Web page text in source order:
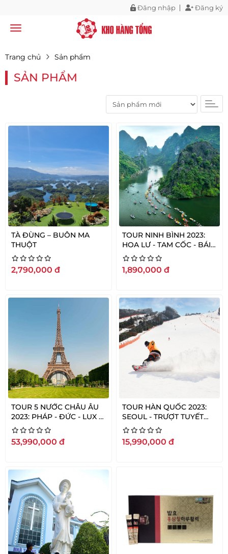
Đăng nhập Đăng ký
Trang chủ Sản phẩm
SẢN PHẨM
TÀ ĐÙNG – BUÔN MA
THUỘT
2,790,000 đ
TOUR NINH BÌNH 2023:
HOA LƯ - TAM CỐC - BÁI
ĐÍNH - TRẢNG BÀNG
1,890,000 đ
TOUR 5 NƯỚC CHÂU ÂU
2023: PHÁP - ĐỨC - LUX -
BỈ - PHÁP
53,990,000 đ
TOUR HÀN QUỐC 2023:
SEOUL - TRƯỢT TUYẾT
ELYSIAN - SHOW PAINTER
15,990,000 đ